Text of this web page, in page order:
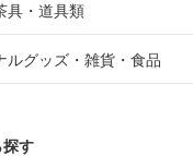
具・道具類
ルグッズ・雑貨・食品
探す